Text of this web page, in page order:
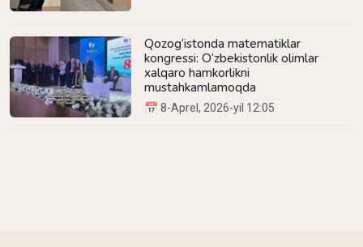
Qozog‘istonda matematiklar
kongressi: O‘zbekistonlik olimlar
xalqaro hamkorlikni
mustahkamlamoqda
📅 8-Aprel, 2026-yil 12:05